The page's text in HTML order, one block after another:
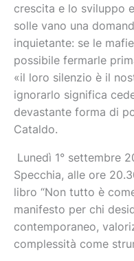
crescita e lo sviluppo
solle vano una
inquietante: se le
possibile fermarle
«il loro silenzio è il
ignorarlo significa
devastante forma di
Cataldo.
Lunedì 1° settembre
Specchia, alle ore
libro “Non tutto è
manifesto per chi
contemporaneo,
complessità come